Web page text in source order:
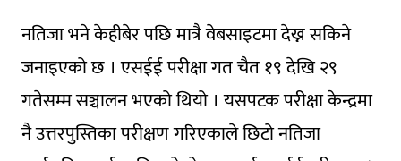
नतिजा भने केहीबेर पछि मात्रै वेबसाइटमा देख्न सकिने
जनाइएको छ । एसईई परीक्षा गत चैत १९ देखि २९
गतेसम्म सञ्चालन भएको थियो । यसपटक परीक्षा केन्द्रमा
नै उत्तरपुस्तिका परीक्षण गरिएकाले छिटो नतिजा